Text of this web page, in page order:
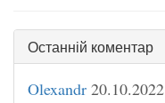
Останній коментар
Olexandr 20.10.2022